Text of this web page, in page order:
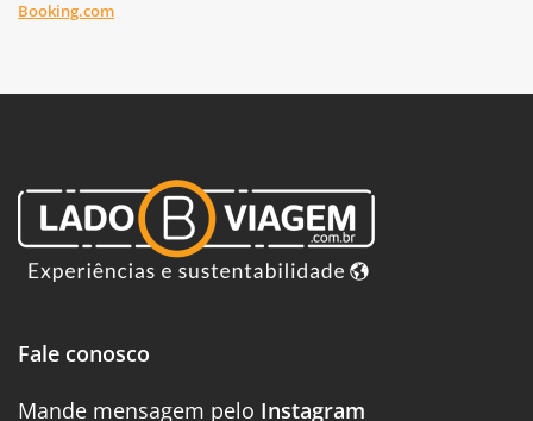
Booking.com
Fale conosco
Mande mensagem pelo Instagram